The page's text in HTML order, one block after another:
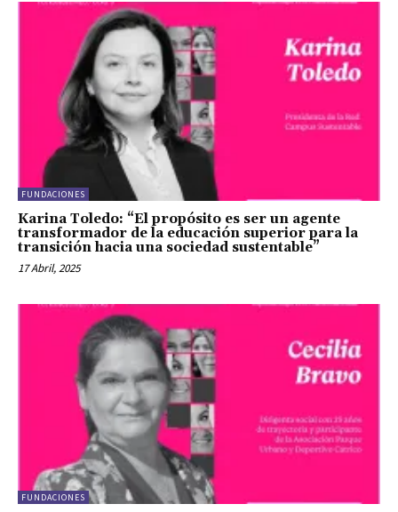
FUNDACIONES
Karina Toledo: “El propósito es ser un agente
transformador de la educación superior para la
transición hacia una sociedad sustentable”
17 Abril, 2025
FUNDACIONES